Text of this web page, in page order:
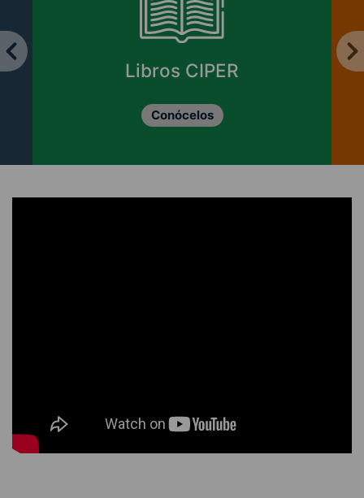
Libros CIPER
Conócelos